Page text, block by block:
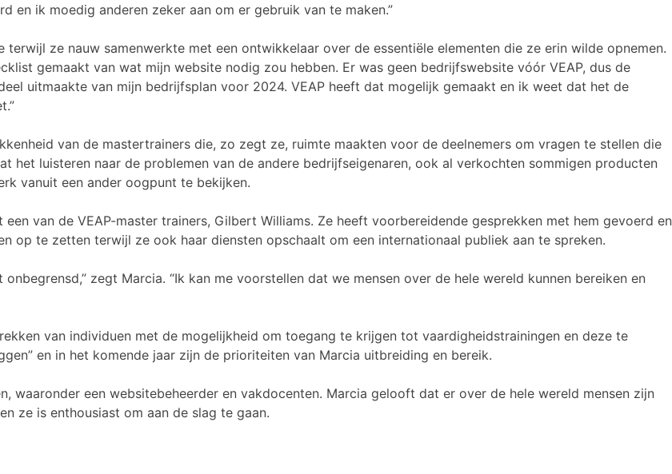
en ik moedig anderen zeker aan om er gebruik van te maken.”
ze nauw samenwerkte met een ontwikkelaar over de essentiële elementen die ze erin wilde opnemen.
gemaakt van wat mijn website nodig zou hebben. Er was geen bedrijfswebsite vóór VEAP, dus de
uitmaakte van mijn bedrijfsplan voor 2024. VEAP heeft dat mogelijk gemaakt en ik weet dat het de
van de mastertrainers die, zo zegt ze, ruimte maakten voor de deelnemers om vragen te stellen die
het luisteren naar de problemen van de andere bedrijfseigenaren, ook al verkochten sommigen producten
vanuit een ander oogpunt te bekijken.
van de VEAP-master trainers, Gilbert Williams. Ze heeft voorbereidende gesprekken met hem gevoerd en
op te zetten terwijl ze ook haar diensten opschaalt om een internationaal publiek aan te spreken.
zegt Marcia. “Ik kan me voorstellen dat we mensen over de hele wereld kunnen bereiken en
van individuen met de mogelijkheid om toegang te krijgen tot vaardigheidstrainingen en deze te
en in het komende jaar zijn de prioriteiten van Marcia uitbreiding en bereik.
waaronder een websitebeheerder en vakdocenten. Marcia gelooft dat er over de hele wereld mensen zijn
ze is enthousiast om aan de slag te gaan.